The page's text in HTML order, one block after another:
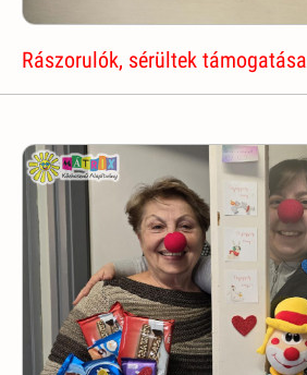
Rászorulók, sérültek támogatása